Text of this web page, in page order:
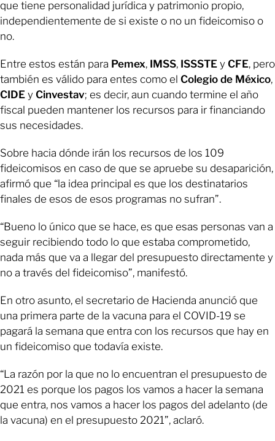
que tiene personalidad jurídica y patrimonio propio,
independientemente de si existe o no un fideicomiso o
no.
Entre estos están para Pemex, IMSS, ISSSTE y CFE, pero
también es válido para entes como el Colegio de México,
CIDE y Cinvestav; es decir, aun cuando termine el año
fiscal pueden mantener los recursos para ir financiando
sus necesidades.
Sobre hacia dónde irán los recursos de los 109
fideicomisos en caso de que se apruebe su desaparición,
afirmó que “la idea principal es que los destinatarios
finales de esos de esos programas no sufran”.
“Bueno lo único que se hace, es que esas personas van a
seguir recibiendo todo lo que estaba comprometido,
nada más que va a llegar del presupuesto directamente y
no a través del fideicomiso”, manifestó.
En otro asunto, el secretario de Hacienda anunció que
una primera parte de la vacuna para el COVID-19 se
pagará la semana que entra con los recursos que hay en
un fideicomiso que todavía existe.
“La razón por la que no lo encuentran el presupuesto de
2021 es porque los pagos los vamos a hacer la semana
que entra, nos vamos a hacer los pagos del adelanto (de
la vacuna) en el presupuesto 2021”, aclaró.